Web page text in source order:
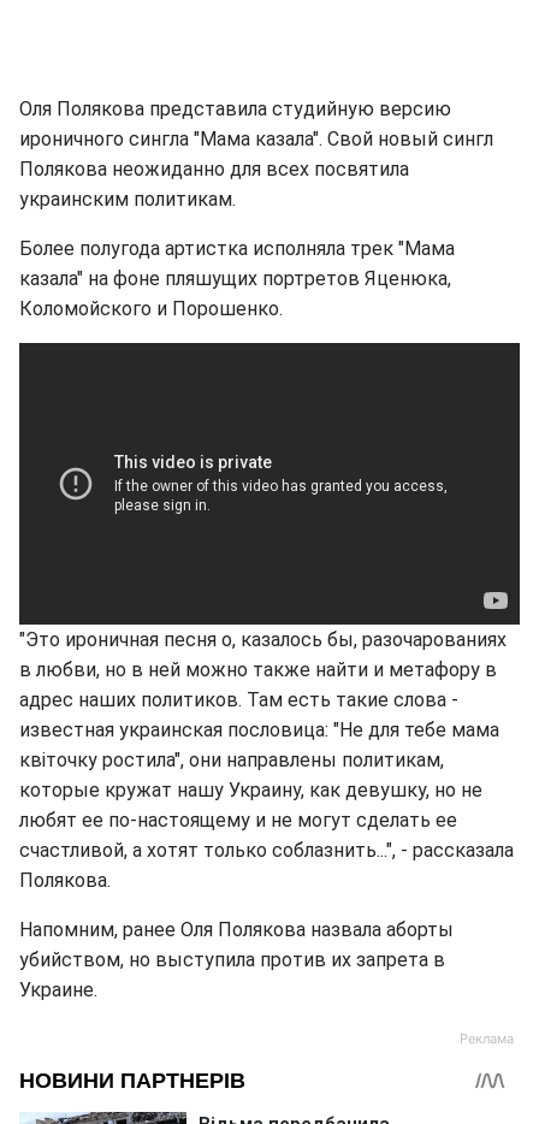
Оля Полякова представила студийную версию
ироничного сингла "Мама казала". Свой новый сингл
Полякова неожиданно для всех посвятила
украинским политикам.
Более полугода артистка исполняла трек "Мама
казала" на фоне пляшущих портретов Яценюка,
Коломойского и Порошенко.
"Это ироничная песня о, казалось бы, разочарованиях
в любви, но в ней можно также найти и метафору в
адрес наших политиков. Там есть такие слова -
известная украинская пословица: "Не для тебе мама
квiточку ростила", они направлены политикам,
которые кружат нашу Украину, как девушку, но не
любят ее по-настоящему и не могут сделать ее
счастливой, а хотят только соблазнить...", - рассказала
Полякова.
Напомним, ранее Оля Полякова назвала аборты
убийством, но выступила против их запрета в
Украине.